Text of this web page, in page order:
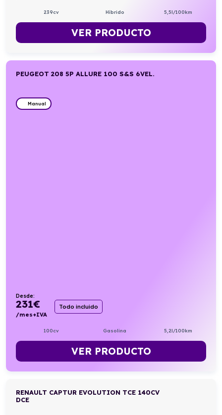
239cv Híbrido 5,5l/100km
VER PRODUCTO
PEUGEOT 208 5P ALLURE 100 S&S 6VEL.
Manual
Desde:
231€
/mes+IVA
Todo incluido
100cv Gasolina 5,2l/100km
VER PRODUCTO
RENAULT CAPTUR EVOLUTION TCE 140CV
DCE